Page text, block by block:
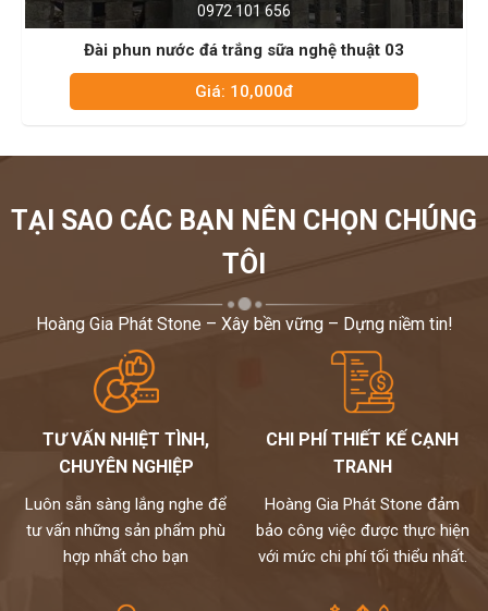
0972 101 656
đá trắng sữa nghệ thuật 03 Đài phun nước
TẠI SAO CÁC BẠN NÊN CHỌN CHÚNG
TÔI
Hoàng Gia Phát Stone – Xây bền vững – Dựng niềm tin!
TƯ VẤN NHIỆT TÌNH,
CHUYÊN NGHIỆP
Luôn sẵn sàng lắng nghe để
tư vấn những sản phẩm phù
hợp nhất cho bạn
CHI PHÍ THIẾT KẾ CẠNH
TRANH
Hoàng Gia Phát Stone đảm
bảo công việc được thực hiện
với mức chi phí tối thiểu nhất.